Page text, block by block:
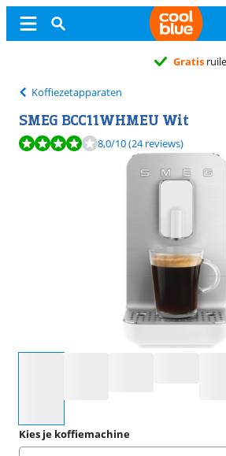
Gratisruilen
Koffiezetapparaten
SMEG BCC11WHMEU Wit
Beoordeling is 8,0 van de 10, gebaseerd op
8,0/10(24 reviews)
Kies je koffiemachine